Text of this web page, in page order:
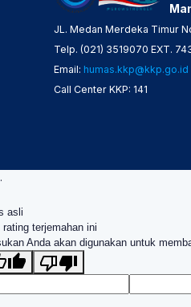
JL. Medan Merdeka Timur
Telp. (021) 3519070 EXT.
Email: humas.kkp@kkp.go.id
Call Center KKP: 141
.
asli
rating terjemahan ini
Anda akan digunakan untuk